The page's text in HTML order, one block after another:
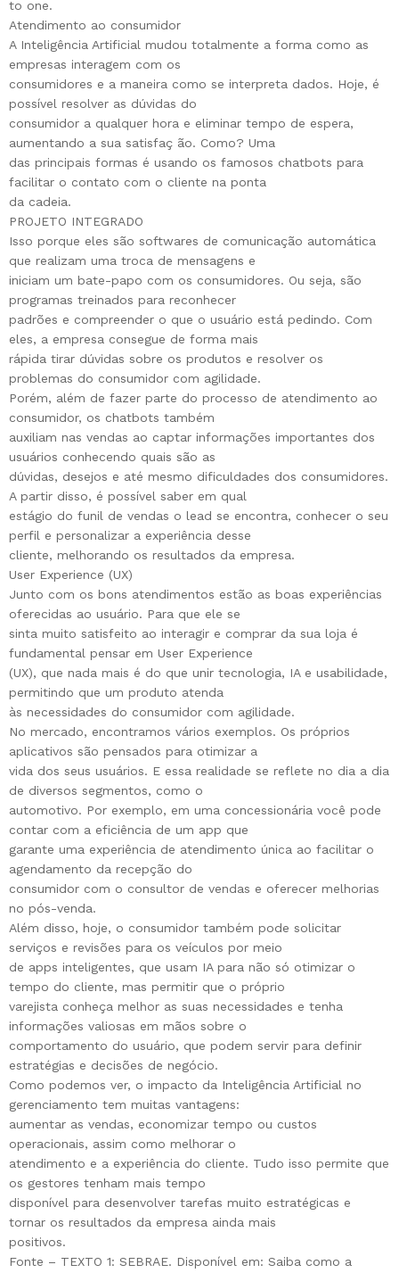
to one.
Atendimento ao consumidor
A Inteligência Artificial mudou totalmente a forma como as
empresas interagem com os
consumidores e a maneira como se interpreta dados. Hoje, é
possível resolver as dúvidas do
consumidor a qualquer hora e eliminar tempo de espera,
aumentando a sua satisfaç ão. Como? Uma
das principais formas é usando os famosos chatbots para
facilitar o contato com o cliente na ponta
da cadeia.
PROJETO INTEGRADO
Isso porque eles são softwares de comunicação automática
que realizam uma troca de mensagens e
iniciam um bate-papo com os consumidores. Ou seja, são
programas treinados para reconhecer
padrões e compreender o que o usuário está pedindo. Com
eles, a empresa consegue de forma mais
rápida tirar dúvidas sobre os produtos e resolver os
problemas do consumidor com agilidade.
Porém, além de fazer parte do processo de atendimento ao
consumidor, os chatbots também
auxiliam nas vendas ao captar informações importantes dos
usuários conhecendo quais são as
dúvidas, desejos e até mesmo dificuldades dos consumidores.
A partir disso, é possível saber em qual
estágio do funil de vendas o lead se encontra, conhecer o seu
perfil e personalizar a experiência desse
cliente, melhorando os resultados da empresa.
User Experience (UX)
Junto com os bons atendimentos estão as boas experiências
oferecidas ao usuário. Para que ele se
sinta muito satisfeito ao interagir e comprar da sua loja é
fundamental pensar em User Experience
(UX), que nada mais é do que unir tecnologia, IA e usabilidade,
permitindo que um produto atenda
às necessidades do consumidor com agilidade.
No mercado, encontramos vários exemplos. Os próprios
aplicativos são pensados para otimizar a
vida dos seus usuários. E essa realidade se reflete no dia a dia
de diversos segmentos, como o
automotivo. Por exemplo, em uma concessionária você pode
contar com a eficiência de um app que
garante uma experiência de atendimento única ao facilitar o
agendamento da recepção do
consumidor com o consultor de vendas e oferecer melhorias
no pós-venda.
Além disso, hoje, o consumidor também pode solicitar
serviços e revisões para os veículos por meio
de apps inteligentes, que usam IA para não só otimizar o
tempo do cliente, mas permitir que o próprio
varejista conheça melhor as suas necessidades e tenha
informações valiosas em mãos sobre o
comportamento do usuário, que podem servir para definir
estratégias e decisões de negócio.
Como podemos ver, o impacto da Inteligência Artificial no
gerenciamento tem muitas vantagens:
aumentar as vendas, economizar tempo ou custos
operacionais, assim como melhorar o
atendimento e a experiência do cliente. Tudo isso permite que
os gestores tenham mais tempo
disponível para desenvolver tarefas muito estratégicas e
tornar os resultados da empresa ainda mais
positivos.
Fonte – TEXTO 1: SEBRAE. Disponível em: Saiba como a